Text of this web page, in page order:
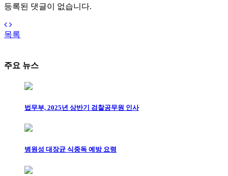
등록된 댓글이 없습니다.
목록
주요 뉴스
법무부, 2025년 상반기 검찰공무원 인사
병원성 대장균 식중독 예방 요령